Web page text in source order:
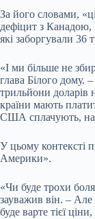
За його словами,
дефіцит з
які заборгували 36
«І ми більше не
глава Білого дому.
трильйони доларів
країни мають
США сплачують,
У цьому контексті
Америки».
«Чи буде трохи
зауважив він. –
буде варте тієї